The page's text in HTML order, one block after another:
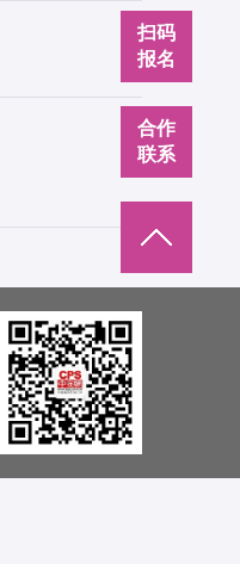
扫码
报名
合作
联系